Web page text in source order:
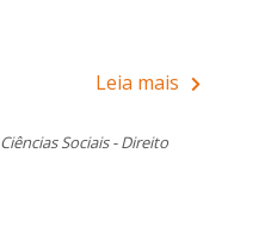
Leia mais
Ciências Sociais - Direito